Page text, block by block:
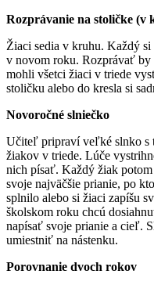
Rozprávanie na stoličke (v
Žiaci sedia v kruhu. Každý
v novom roku. Rozprávať by
mohli všetci žiaci v triede
stoličku alebo do kresla si
Novoročné slniečko
Učiteľ pripraví veľké slnko s
žiakov v triede. Lúče
nich písať. Každý žiak potom
svoje najväčšie prianie, po
splnilo alebo si žiaci zapíšu
školskom roku chcú
napísať svoje prianie a cieľ.
umiestniť na nástenku.
Porovnanie dvoch rokov